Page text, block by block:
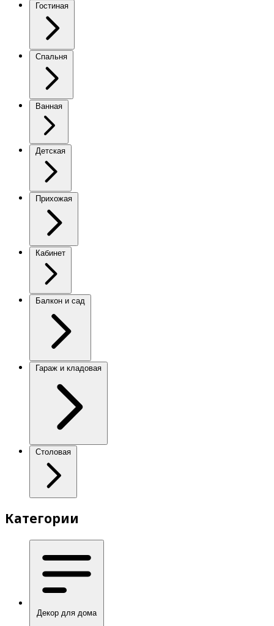
Гостиная
Спальня
Ванная
Детская
Прихожая
Кабинет
Балкон и сад
Гараж и кладовая
Столовая
Категории
Декор для дома